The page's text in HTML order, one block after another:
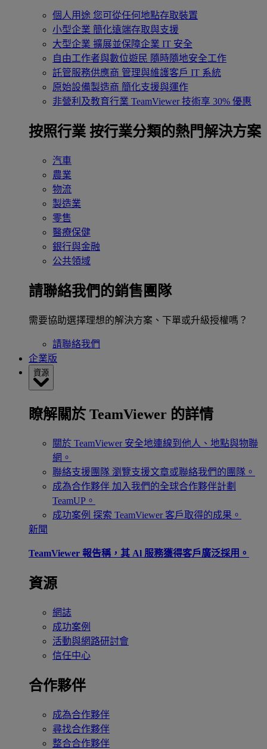
個人用途 您可從任何地點存取裝置
小型企業 簡化遠端存取與支援
大型企業 擴展並保障企業 IT 安全
自由工作者與數位遊民 隨時隨地安全工作
託管服務供應商 管理與維護客戶 IT 系統
原始設備製造商 簡化支援與運作
非營利及教育行業 TeamViewer 技術享 30% 優惠
按照行業 按行業分類的熱門解決方案
汽車
農業
物流
製造業
零售
醫療保健
銀行與金融
公共領域
請聯絡我們的銷售團隊
需要協助選擇理想的解決方案、下單或升級授權嗎？
請聯絡我們
企業版
資源
瞭解關於 TeamViewer 的詳情
關於 TeamViewer 安全地連線到他人、地點與物聯
網。
聯絡支援團隊 瀏覽支援文章或聯絡我們的團隊。
成為合作夥伴 加入我們的全球合作夥伴計劃
TeamUP。
成功案例 探索 TeamViewer 客戶取得的成果。
新聞
TeamViewer 報告稱，其 Al 服務獲得客戶廣泛採用。
資源
網誌
成功案例
活動與網路研討會
信任中心
合作夥伴
成為合作夥伴
尋找合作夥伴
整合合作夥伴